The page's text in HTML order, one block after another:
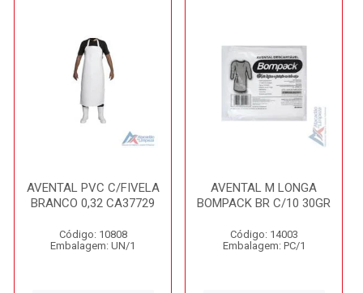
AVENTAL PVC C/FIVELA
BRANCO 0,32 CA37729
Código: 10808
Embalagem: UN/1
AVENTAL M LONGA
BOMPACK BR C/10 30GR
Código: 14003
Embalagem: PC/1